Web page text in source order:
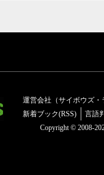
運営会社（サイボウズ・
新着ブック(RSS)
言語
Copyright © 2008-